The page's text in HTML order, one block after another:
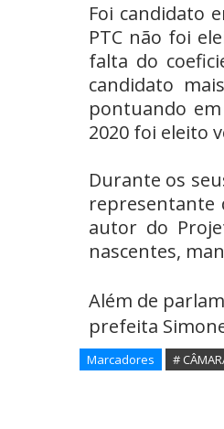
Foi candidato
PTC não foi
falta do
candidato
pontuando
2020 foi eleito
Durante os
representante
autor do
nascentes,
Além de
prefeita
Marcadores #